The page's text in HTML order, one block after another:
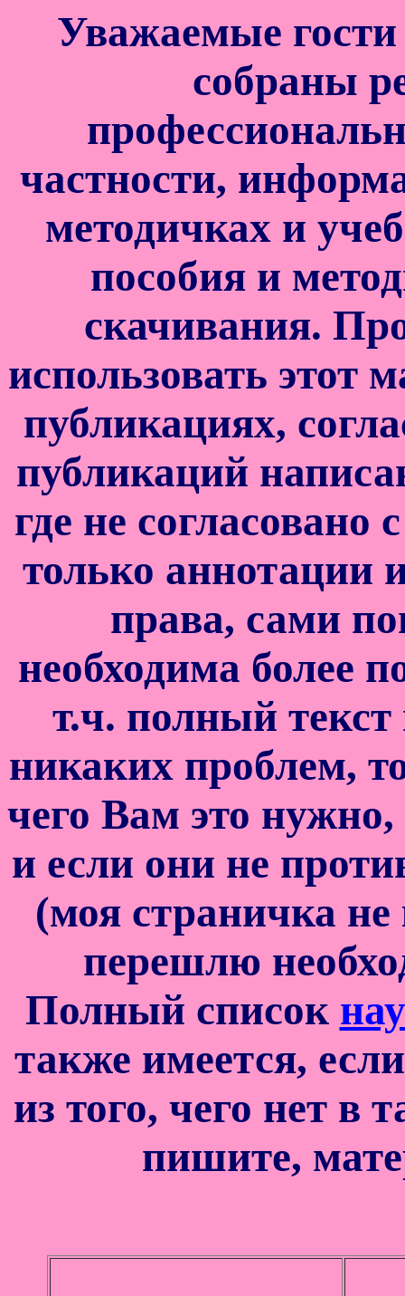
Уважаемые гости
собраны
частности,
методичках и
пособия и
скачивания.
использовать этот
публикациях,
публикаций
где не согласовано
только аннотации
права, сами
необходима более
т.ч. полный
никаких проблем,
чего Вам это
и если они не
(моя страничка
перешлю
Полный список
также имеется,
из того, чего нет в
пишите,